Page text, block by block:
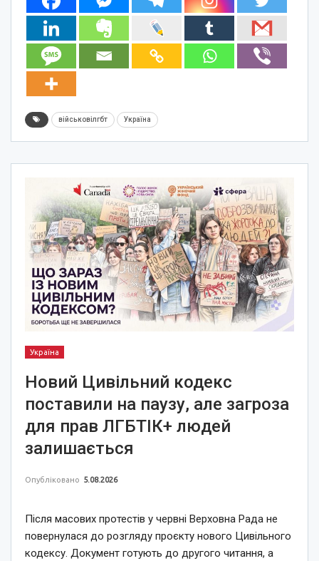
військовілгбт Україна
Україна
Новий Цивільний кодекс
поставили на паузу, але загроза
для прав ЛГБТІК+ людей
залишається
Опубліковано 5.08.2026
Після масових протестів у червні Верховна Рада не
повернулася до розгляду проєкту нового Цивільного
кодексу. Документ готують до другого читання, а